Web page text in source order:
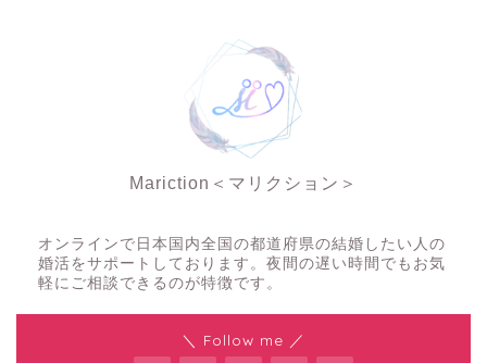
Mariction＜マリクション＞
オンラインで日本国内全国の都道府県の結婚したい人の
婚活をサポートしております。夜間の遅い時間でもお気
軽にご相談できるのが特徴です。
＼ Follow me ／